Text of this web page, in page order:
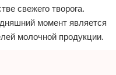
свежего творога.
момент является
молочной продукции.